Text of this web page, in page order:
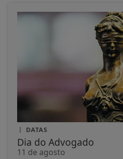
DATAS
Dia do Advogado
11 de agosto